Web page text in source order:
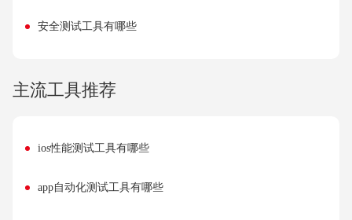
安全测试工具有哪些
主流工具推荐
ios性能测试工具有哪些
app自动化测试工具有哪些